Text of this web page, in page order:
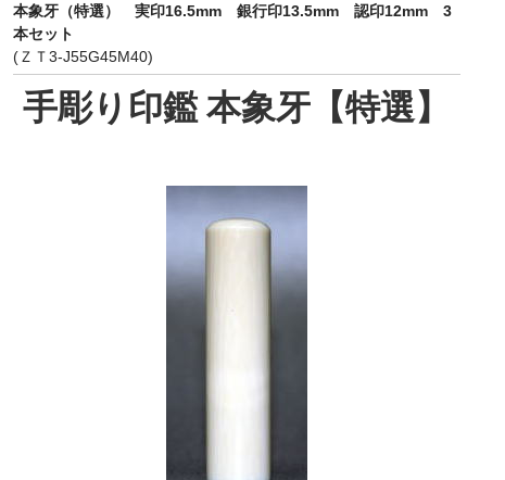
本象牙（特選） 実印16.5mm 銀行印13.5mm 認印12mm 3
本セット
(ＺＴ3-J55G45M40)
手彫り印鑑 本象牙【特選】